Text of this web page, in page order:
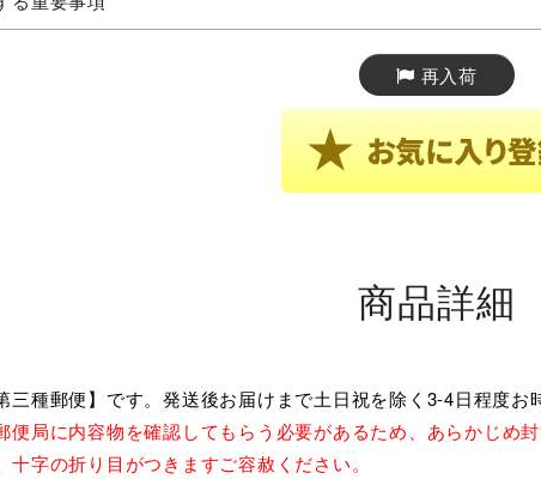
再入荷
商品詳細
三種郵便】です。発送後お届けまで土日祝を除く3-4日程度お
便局に内容物を確認してもらう必要があるため、あらかじめ
十字の折り目がつきますご容赦ください。